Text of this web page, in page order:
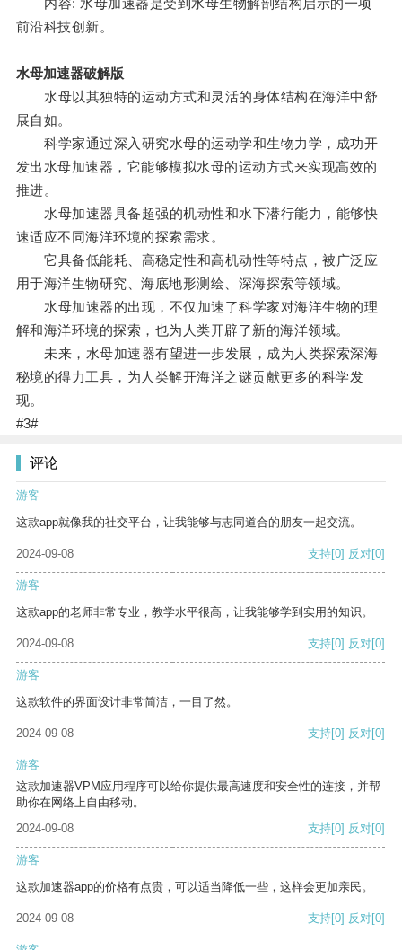
内容: 水母加速器是受到水母生物解剖结构启示的一项
前沿科技创新。
水母加速器破解版
水母以其独特的运动方式和灵活的身体结构在海洋中舒
展自如。
科学家通过深入研究水母的运动学和生物力学，成功开
发出水母加速器，它能够模拟水母的运动方式来实现高效的
推进。
水母加速器具备超强的机动性和水下潜行能力，能够快
速适应不同海洋环境的探索需求。
它具备低能耗、高稳定性和高机动性等特点，被广泛应
用于海洋生物研究、海底地形测绘、深海探索等领域。
水母加速器的出现，不仅加速了科学家对海洋生物的理
解和海洋环境的探索，也为人类开辟了新的海洋领域。
未来，水母加速器有望进一步发展，成为人类探索深海
秘境的得力工具，为人类解开海洋之谜贡献更多的科学发
现。
#3#
评论
游客
这款app就像我的社交平台，让我能够与志同道合的朋友一起交流。
2024-09-08 支持[0] 反对[0]
游客
这款app的老师非常专业，教学水平很高，让我能够学到实用的知识。
2024-09-08 支持[0] 反对[0]
游客
这款软件的界面设计非常简洁，一目了然。
2024-09-08 支持[0] 反对[0]
游客
这款加速器VPM应用程序可以给你提供最高速度和安全性的连接，并帮
助你在网络上自由移动。
2024-09-08
支持[0] 反对[0]
游客
这款加速器app的价格有点贵，可以适当降低一些，这样会更加亲民。
2024-09-08 支持[0] 反对[0]